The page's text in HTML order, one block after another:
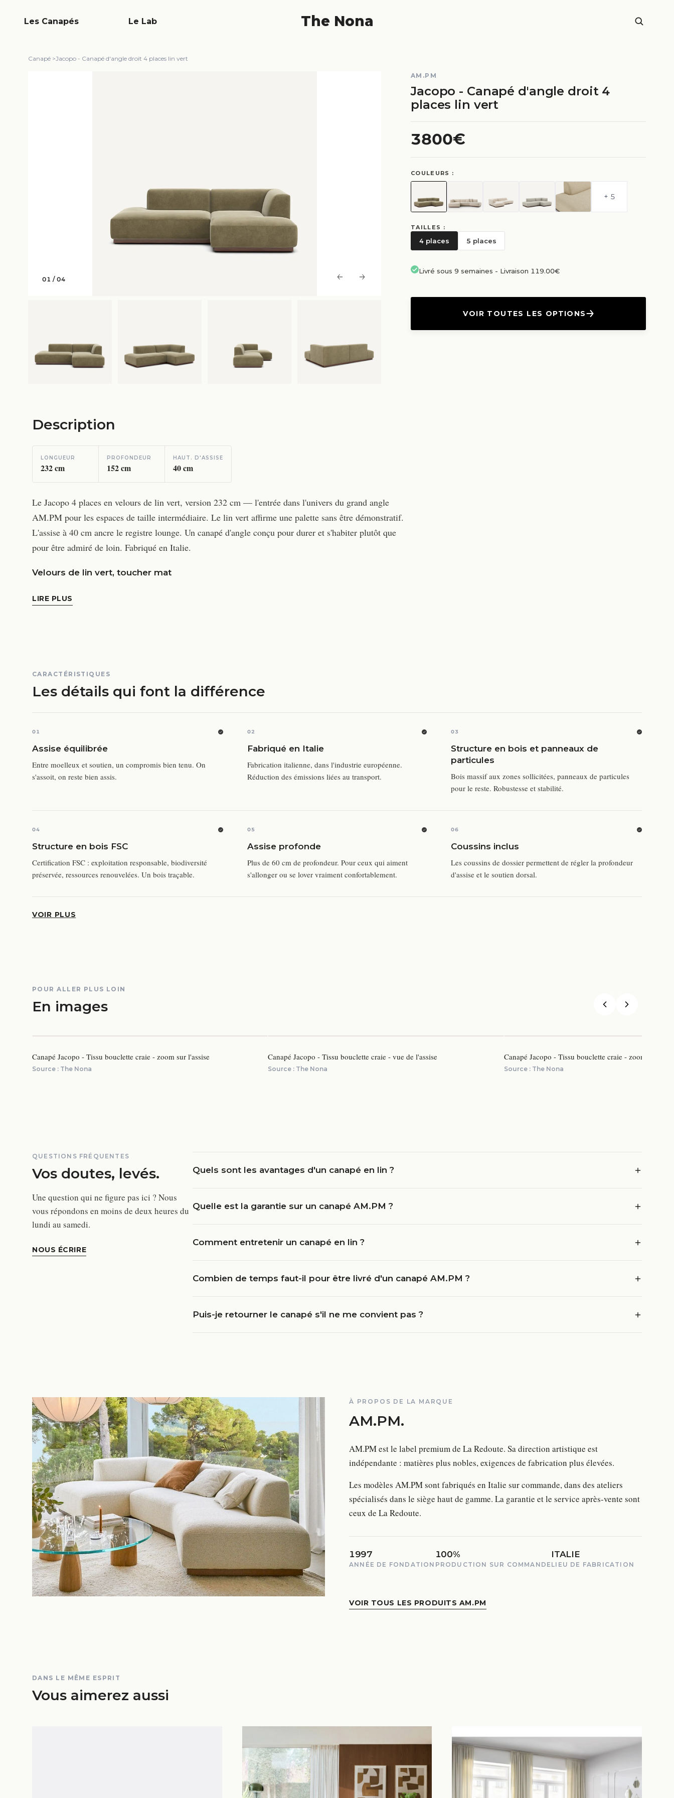
The Nona
Les Canapés Le Lab
Canapé >Jacopo - Canapé d'angle droit 4 places lin vert
01 /04
AM.PM
Jacopo - Canapé d'angle droit 4
places lin vert
3800€
COULEURS :
+ 5
TAILLES :
4 places 5 places
Livré sous 9 semaines - Livraison 119.00€
VOIR TOUTES LES OPTIONS
Description
LONGUEUR
232cm
PROFONDEUR
152cm
HAUT. D'ASSISE
40cm
Le Jacopo 4 places en velours de lin vert, version 232 cm — l'entrée dans l'univers du grand angle
AM.PM pour les espaces de taille intermédiaire. Le lin vert affirme une palette sans être démonstratif.
L'assise à 40 cm ancre le registre lounge. Un canapé d'angle conçu pour durer et s'habiter plutôt que
pour être admiré de loin. Fabriqué en Italie.
Velours de lin vert, toucher mat
LIRE PLUS
CARACTÉRISTIQUES
Les détails qui font la différence
01
Assise équilibrée
Entre moelleux et soutien, un compromis bien tenu. On
s'assoit, on reste bien assis.
02
Fabriqué en Italie
Fabrication italienne, dans l'industrie européenne.
Réduction des émissions liées au transport.
03
Structure en bois et panneaux de
particules
Bois massif aux zones sollicitées, panneaux de particules
pour le reste. Robustesse et stabilité.
04
Structure en bois FSC
Certification FSC : exploitation responsable, biodiversité
préservée, ressources renouvelées. Un bois traçable.
05
Assise profonde
Plus de 60 cm de profondeur. Pour ceux qui aiment
s'allonger ou se lover vraiment confortablement.
06
Coussins inclus
Les coussins de dossier permettent de régler la profondeur
d'assise et le soutien dorsal.
VOIR PLUS
POUR ALLER PLUS LOIN
En images
Canapé Jacopo - Tissu bouclette craie - zoom sur l'assise
Source : The Nona
Canapé Jacopo - Tissu bouclette craie - vue de l'assise
Source : The Nona
Canapé Jacopo - Tissu bouclette craie - zoom sur le
Source : The Nona
QUESTIONS FRÉQUENTES
Vos doutes, levés.
Une question qui ne figure pas ici ? Nous
vous répondons en moins de deux heures du
lundi au samedi.
NOUS ÉCRIRE
Quels sont les avantages d'un canapé en lin ?
Quelle est la garantie sur un canapé AM.PM ?
Comment entretenir un canapé en lin ?
Combien de temps faut-il pour être livré d'un canapé AM.PM ?
Puis-je retourner le canapé s'il ne me convient pas ?
À PROPOS DE LA MARQUE
AM.PM.
AM.PM est le label premium de La Redoute. Sa direction artistique est
indépendante : matières plus nobles, exigences de fabrication plus élevées.
Les modèles AM.PM sont fabriqués en Italie sur commande, dans des ateliers
spécialisés dans le siège haut de gamme. La garantie et le service après-vente sont
ceux de La Redoute.
1997
ANNÉE DE FONDATION
100%
PRODUCTION SUR COMMANDE
ITALIE
LIEU DE FABRICATION
VOIR TOUS LES PRODUITS AM.PM
DANS LE MÊME ESPRIT
Vous aimerez aussi